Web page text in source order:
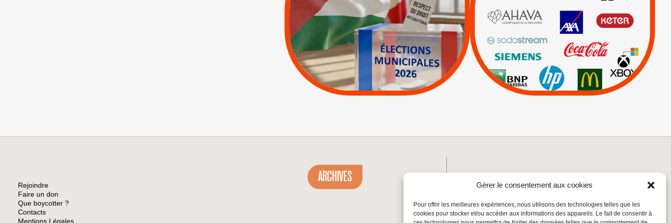
Gérer le consentement aux cookies
Pour offrir les meilleures expériences, nous utilisons des technologies telles que les
cookies pour stocker et/ou accéder aux informations des appareils. Le fait de consentir à
INTERNATIONAL EN
PALESTINE
APPELS | |
Espaces Sans
Apartheid
| Lettres d'interpellation
Carrefour HP
Keter |
Livres et brochures
Mehadrin | PUMA |
Sodastream
Visuels, tracts,
affiches,...
Rejoindre
Faire un don
Que boycotter ?
Contacts
Mentions Légales
ARCHIVES
INSCRIVEZ-VOUS À LA NEWSLETTER
Email